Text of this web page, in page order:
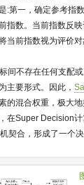
:第一，确定参考指
指数。当前指数反
当前指数视为评价
间不存在任何支配
主要形式。因此，
的混合权重，极大
在Super Decision
契合，形成了一个